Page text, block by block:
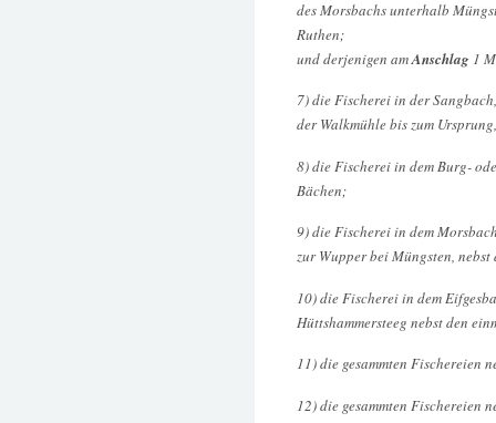
des Morsbachs unterhalb
Ruthen;
und derjenigen amAnschlag 1
7) die Fischerei in der
der Walkmühle bis zum
8) die Fischerei in dem Burg-
Bächen;
9) die Fischerei in dem
zur Wupper bei Müngsten,
10) die Fischerei in dem
Hüttshammersteeg nebst den
11) die gesammten Fischereien
12) die gesammten Fischereien